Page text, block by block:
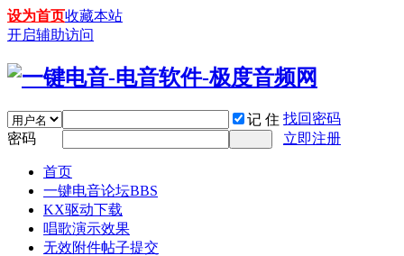
设为首页收藏本站
开启辅助访问
记 住 找回密码
密码
立即注册
首页
一键电音论坛BBS
KX驱动下载
唱歌演示效果
无效附件帖子提交